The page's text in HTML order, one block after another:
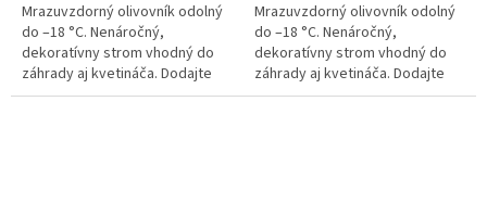
Mrazuvzdorný olivovník odolný
do –18 °C. Nenáročný,
dekoratívny strom vhodný do
záhrady aj kvetináča. Dodajte
domovu stredomorskú
Mrazuvzdorný olivovník odolný
do –18 °C. Nenáročný,
dekoratívny strom vhodný do
záhrady aj kvetináča. Dodajte
domovu stredomorskú